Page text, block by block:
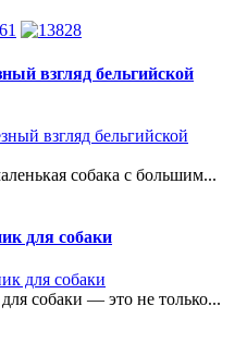
взгляд бельгийской
собака с большим...
для собаки
собаки — это не только...